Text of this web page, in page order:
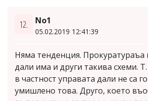
12. No1
05.02.2019 12:41:39
Няма тенденция. Прокуратураъа
дали има и други такива схеми.
в частност управата дали не са
умишлено това. Друго, което